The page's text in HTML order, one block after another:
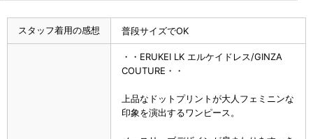
スタッフ着用の感想 普段サイズでOK
・・ERUKEI LK エルケイドレス/GINZA
COUTURE・・
上品なドットプリントが大人フェミニンな
印象を演出するワンピース。